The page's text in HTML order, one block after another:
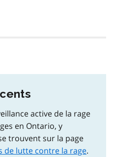
active de la rage
en Ontario, y
trouvent sur la page
de lutte contre la rage.